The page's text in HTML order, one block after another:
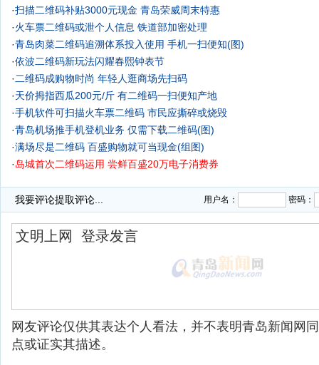
·扫描二维码补贴3000元现金 青岛荣威周末特惠
·火车票二维码或泄个人信息 铁道部加密处理
·青岛肉菜二维码追溯体系投入使用 手机一扫便知(图)
·依波二维码新玩法闪耀春熙钟表节
· 二维码成购物时尚 年轻人逛商场先扫码
·天价拇指西瓜200元/斤 有二维码一扫便知产地
·手机软件可扫描火车票二维码 市民应撕碎或烧毁
·青岛机场推手机登机业务 仅需下载二维码(图)
·满场尽是二维码 百盛购物就可当现金(组图)
·岛城首次二维码运用 尝鲜百盛20万电子消费券
我要评论提取评论... 用户名： 密码：
网友评论仅供其表达个人看法，并不表明青岛新闻网
点或证实其描述。